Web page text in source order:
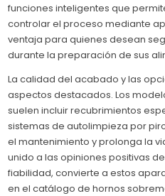
funciones inteligentes que
controlar el proceso mediante
ventaja para quienes desean
durante la preparación de sus
La calidad del acabado y las
aspectos destacados. Los
suelen incluir recubrimientos
sistemas de autolimpieza por
el mantenimiento y prolonga la
unido a las opiniones positivas
fiabilidad, convierte a estos
en el catálogo de hornos